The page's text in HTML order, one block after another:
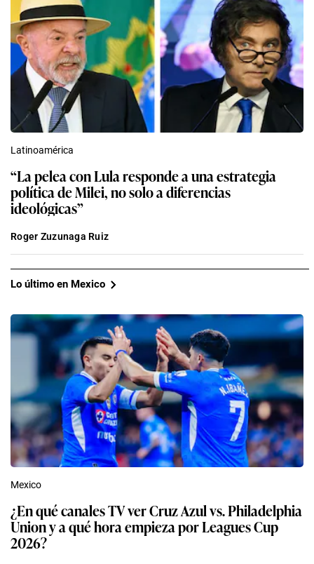
Latinoamérica
“La pelea con Lula responde a una estrategia
política de Milei, no solo a diferencias
ideológicas”
Roger Zuzunaga Ruiz
Lo último en Mexico
Mexico
¿En qué canales TV ver Cruz Azul vs. Philadelphia
Union y a qué hora empieza por Leagues Cup
2026?